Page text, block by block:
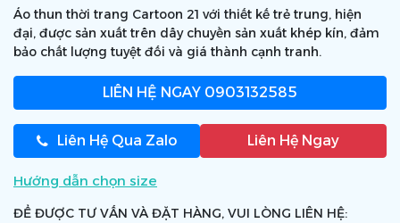
Áo thun thời trang Cartoon 21 với thiết kế trẻ trung, hiện
đại, được sản xuất trên dây chuyền sản xuất khép kín, đảm
bảo chất lượng tuyệt đối và giá thành cạnh tranh.
LIÊN HỆ NGAY 0903132585
Liên Hệ Qua Zalo Liên Hệ Ngay
Hướng dẫn chọn size
ĐỂ ĐƯỢC TƯ VẤN VÀ ĐẶT HÀNG, VUI LÒNG LIÊN HỆ: